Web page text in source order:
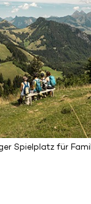
Spielplatz für